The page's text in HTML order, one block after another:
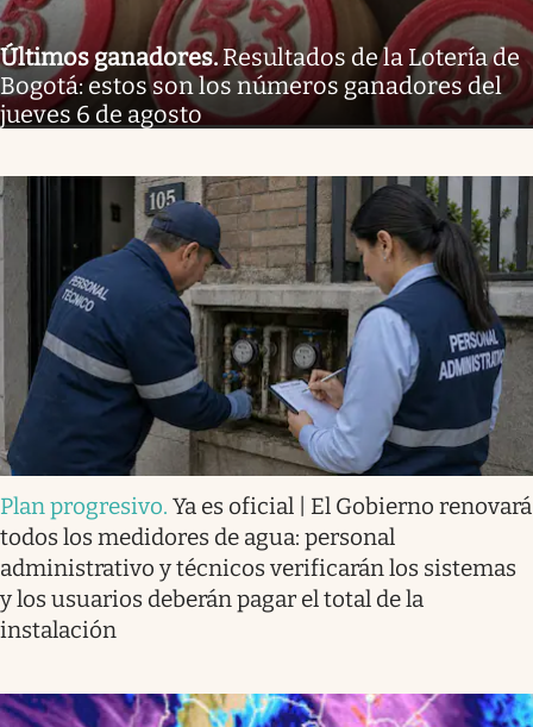
Últimos ganadores. Resultados de la Lotería de
Bogotá: estos son los números ganadores del
jueves 6 de agosto
Plan progresivo. Ya es oficial | El Gobierno renovará
todos los medidores de agua: personal
administrativo y técnicos verificarán los sistemas
y los usuarios deberán pagar el total de la
instalación